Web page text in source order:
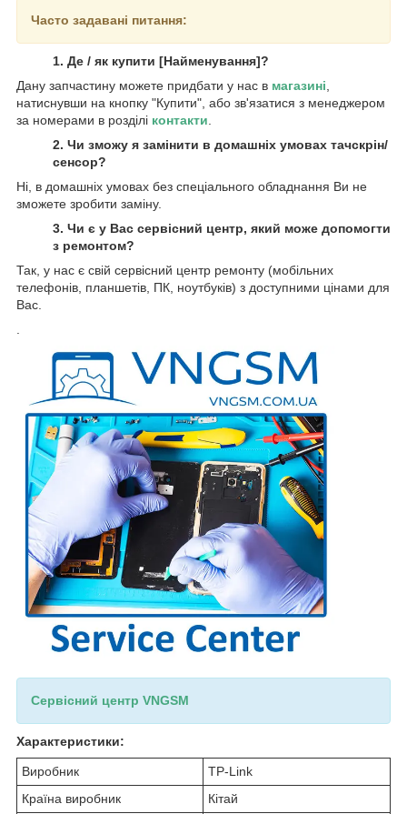
Часто задавані питання:
1. Де / як купити [Найменування]?
Дану запчастину можете придбати у нас в магазині
натиснувши на кнопку "Купити", або зв'язатися з менеджером
за номерами в розділі контакти
2. Чи зможу я замінити в домашніх умовах тачскрін/
сенсор?
Ні, в домашніх умовах без спеціального обладнання Ви не
зможете зробити заміну.
3. Чи є у Вас сервісний центр, який може допомогти
з ремонтом?
Так, у нас є свій сервісний центр ремонту (мобільних
телефонів, планшетів, ПК, ноутбуків) з доступними цінами для
Вас.
Сервісний центр VNGSM
Характеристики:
Виробник
TP-Link
Країна виробник
Кітай